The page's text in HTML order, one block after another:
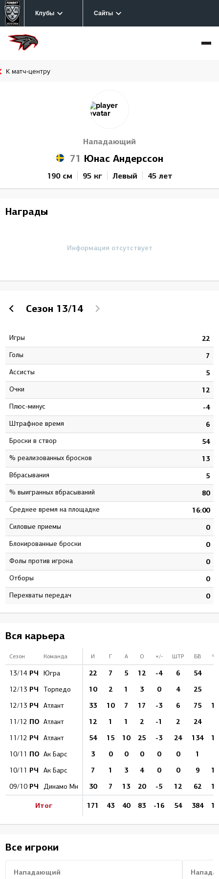
Клубы Сайты
К матч-центру
Нападающий
71 Юнас Андерссон
190 см 95 кг Левый 45 лет
Награды
Информация отсутствует
Сезон 13/14
Игры 22
Голы 7
Ассисты 5
Очки 12
Плюс-минус -4
штрафное время 6
Броски в створ 54
% реализованных бросков 13
Вбрасывания 5
% выигранных вбрасываний 80
Среднее время на площадке 16:00
Силовые приемы 0
Блокированные броски 0
Фолы против игрока 0
Отборы 0
Перехваты передач 0
Вся карьера
Сезон Команда И Г А О +/- ШТР БВ
13/14 РЧ Югра 22 7 5 12 -4 6 54
12/13 РЧ Торпедо 10 2 1 3 0 4 25
12/13 РЧ Атлант 33 10 7 17 -3 6 75
11/12 ПО Атлант 12 1 1 2 -1 2 24
11/12 РЧ Атлант 54 15 10 25 -3 24 134
10/11 ПО Ак Барс 3 0 0 0 0 0 1
10/11 РЧ Ак Барс 7 1 3 4 0 0 9
09/10 РЧ Динамо Мн 30 7 13 20 -5 12 62
Итог 171 43 40 83 -16 54 384
Все игроки
Нападающий